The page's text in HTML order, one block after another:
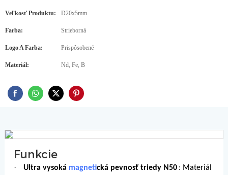
Veľkosť Produktu: D20x5mm
Farba: Strieborná
Logo A Farba: Prispôsobené
Materiál: Nd, Fe, B
Funkcie
· Ultra vysoká magnetická pevnosť triedy N50 : Materiál